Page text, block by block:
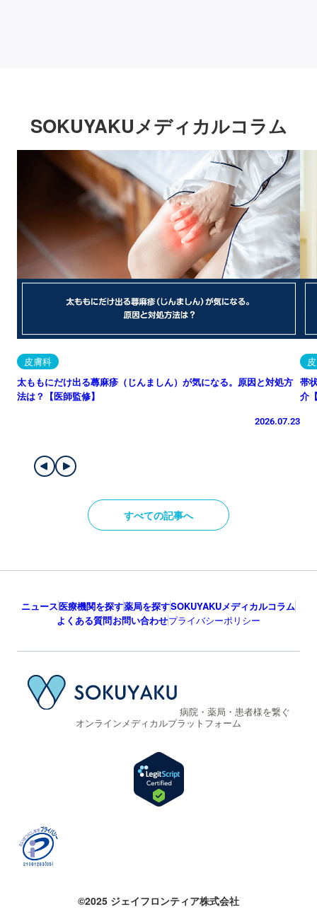
SOKUYAKUメディカルコラム
皮膚科
太ももにだけ出る蕁麻疹（じんましん）が気になる。原因と対処方
法は？【医師監修】
2026.07.23
帯
介
すべての記事へ
ニュース医療機関を探す薬局を探すSOKUYAKUメディカルコラム
よくある質問お問い合わせプライバシーポリシー
病院・薬局・患者様を繋ぐ
オンラインメディカルプラットフォーム
©2025 ジェイフロンティア株式会社